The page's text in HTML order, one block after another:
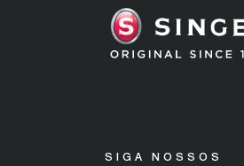
SIGA NOSSOS